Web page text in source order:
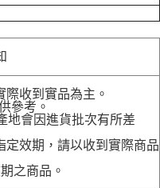
收到實品為主。
參考。
會因進貨批次有所差
定效期，請以收到實際商品
之商品。